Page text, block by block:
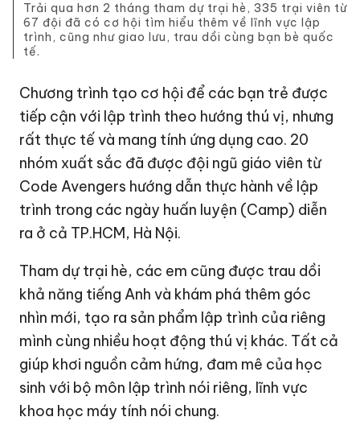
Trải qua hơn 2 tháng tham dự trại hè, 335 trại viên từ
67 đội đã có cơ hội tìm hiểu thêm về lĩnh vực lập
trình, cũng như giao lưu, trau dồi cùng bạn bè quốc
tế.
Chương trình tạo cơ hội để các bạn trẻ được
tiếp cận với lập trình theo hướng thú vị, nhưng
rất thực tế và mang tính ứng dụng cao. 20
nhóm xuất sắc đã được đội ngũ giáo viên từ
Code Avengers hướng dẫn thực hành về lập
trình trong các ngày huấn luyện (Camp) diễn
ra ở cả TP.HCM, Hà Nội.
Tham dự trại hè, các em cũng được trau dồi
khả năng tiếng Anh và khám phá thêm góc
nhìn mới, tạo ra sản phẩm lập trình của riêng
mình cùng nhiều hoạt động thú vị khác. Tất cả
giúp khơi nguồn cảm hứng, đam mê của học
sinh với bộ môn lập trình nói riêng, lĩnh vực
khoa học máy tính nói chung.